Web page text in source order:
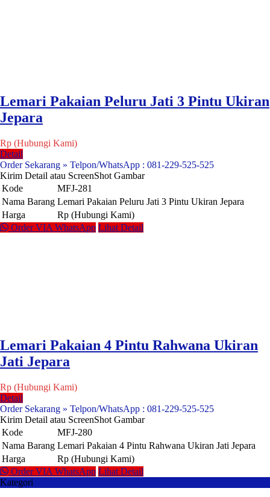
Lemari Pakaian Peluru Jati 3 Pintu Ukiran
Jepara
Rp (Hubungi Kami)
Detail
Order Sekarang » Telpon/WhatsApp : 081-229-525-525
Kirim Detail atau ScreenShot Gambar
Kode
MFJ-281
Nama Barang Lemari Pakaian Peluru Jati 3 Pintu Ukiran Jepara
Harga
Rp (Hubungi Kami)
Order VIA WhatsApp Lihat Detail
Lemari Pakaian 4 Pintu Rahwana Ukiran
Jati Jepara
Rp (Hubungi Kami)
Detail
Order Sekarang » Telpon/WhatsApp : 081-229-525-525
Kirim Detail atau ScreenShot Gambar
Kode
MFJ-280
Nama Barang Lemari Pakaian 4 Pintu Rahwana Ukiran Jati Jepara
Harga
Rp (Hubungi Kami)
Order VIA WhatsApp Lihat Detail
Kategori